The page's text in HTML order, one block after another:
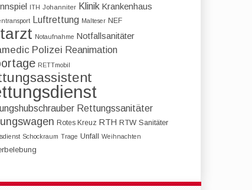
ITH Johanniter Klinik Krankenhaus
Luftrettung Malteser NEF
Notaufnahme Notfallsanitäter
Polizei Reanimation
RETTmobil
Rettungssanitäter
Rotes Kreuz RTH RTW Sanitäter
Schockraum Trage Unfall Weihnachten